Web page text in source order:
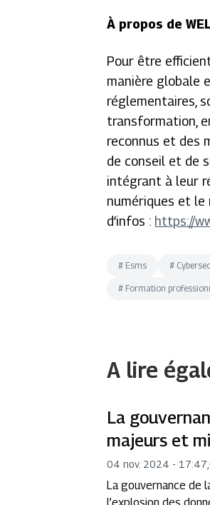
À propos de
Pour être
manière globale
réglementaires,
transformation,
reconnus et des
de conseil et de
intégrant à leur
numériques et le
d’infos : https://
# Esms #
# Formation
A lire
La
majeurs et
04 nov. 2024 - 17:47 ,
La gouvernance de